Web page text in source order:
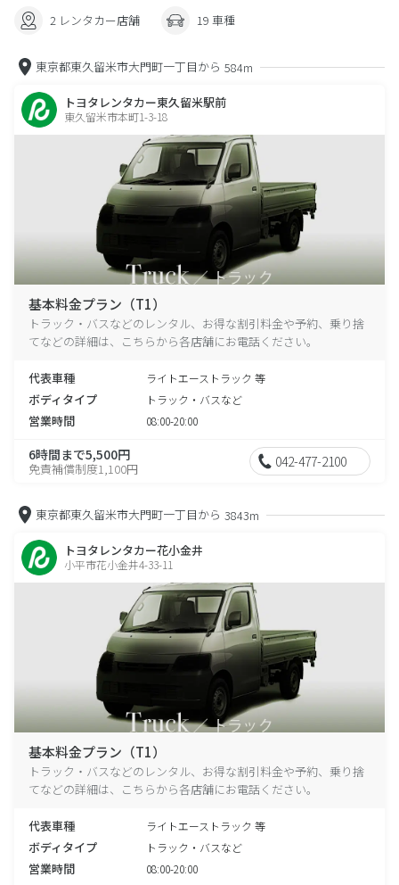
2 レンタカー店舗 19 車種
東京都東久留米市大門町一丁目から 584m
トヨタレンタカー東久留米駅前
東久留米市本町1-3-18
基本料金プラン（T1）
トラック・バスなどのレンタル、お得な割引料金や予約、乗り捨
てなどの詳細は、こちらから各店舗にお電話ください。
代表車種 ライトエーストラック 等
ボディタイプ トラック・バスなど
営業時間 08:00-20:00
6時間まで5,500円
免責補償制度1,100円 042-477-2100
東京都東久留米市大門町一丁目から 3843m
トヨタレンタカー花小金井
小平市花小金井4-33-11
基本料金プラン（T1）
トラック・バスなどのレンタル、お得な割引料金や予約、乗り捨
てなどの詳細は、こちらから各店舗にお電話ください。
代表車種 ライトエーストラック 等
ボディタイプ トラック・バスなど
営業時間 08:00-20:00